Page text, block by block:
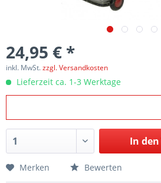
24,95 € *
inkl. MwSt.zzgl. Versandkosten
Lieferzeit ca. 1-3 Werktage
In den
Merken Bewerten